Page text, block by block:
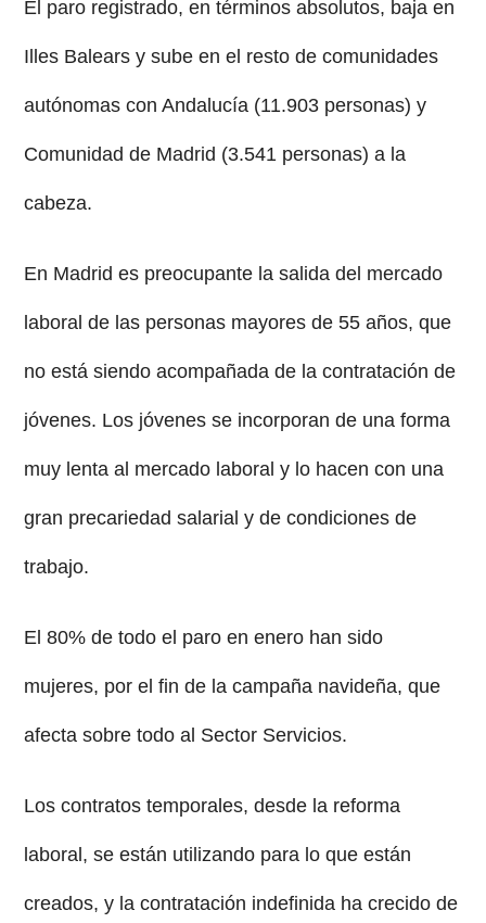
El paro registrado, en términos absolutos, baja en
Illes Balears y sube en el resto de comunidades
autónomas con Andalucía (11.903 personas) y
Comunidad de Madrid (3.541 personas) a la
cabeza.
En Madrid es preocupante la salida del mercado
laboral de las personas mayores de 55 años, que
no está siendo acompañada de la contratación de
jóvenes. Los jóvenes se incorporan de una forma
muy lenta al mercado laboral y lo hacen con una
gran precariedad salarial y de condiciones de
trabajo.
El 80% de todo el paro en enero han sido
mujeres, por el fin de la campaña navideña, que
afecta sobre todo al Sector Servicios.
Los contratos temporales, desde la reforma
laboral, se están utilizando para lo que están
creados, y la contratación indefinida ha crecido de